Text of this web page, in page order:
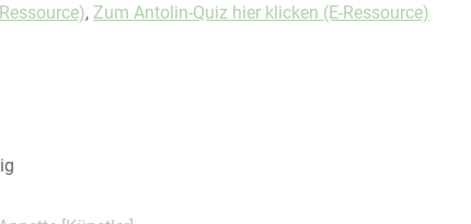
, Zum Antolin-Quiz hier klicken (E-Ressource)